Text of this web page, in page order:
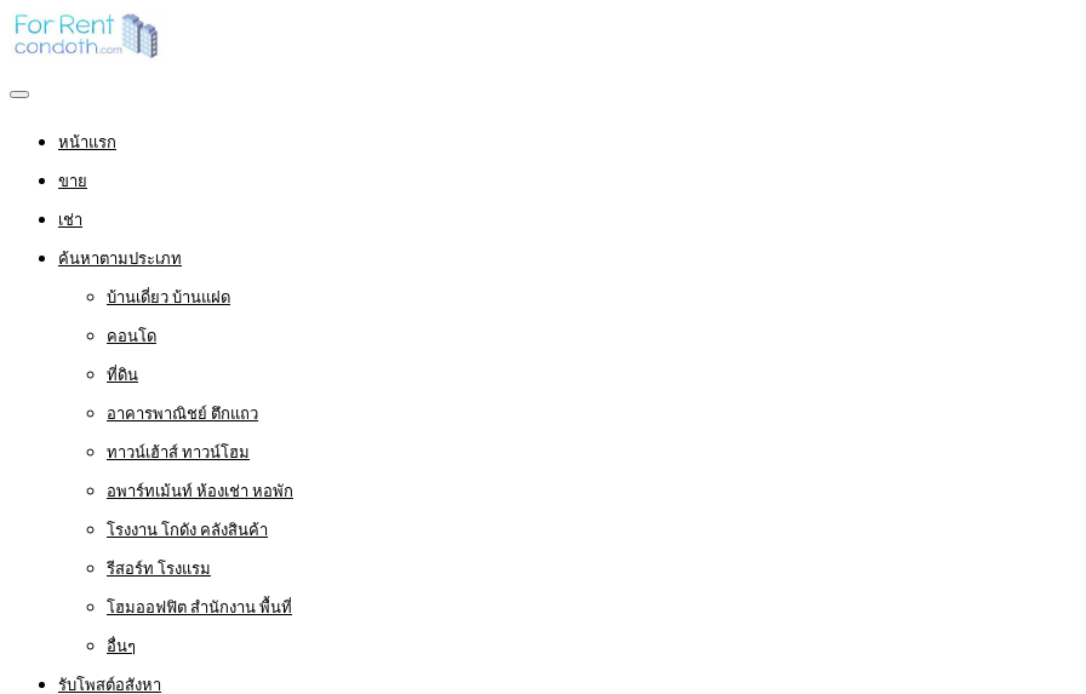
หน้าแรก
ขาย
เช่า
ค้นหาตามประเภท
บ้านเดี่ยว บ้านแฝด
คอนโด
ที่ดิน
อาคารพาณิชย์ ตึกแถว
ทาวน์เฮ้าส์ ทาวน์โฮม
อพาร์ทเม้นท์ ห้องเช่า หอพัก
โรงงาน โกดัง คลังสินค้า
รีสอร์ท โรงแรม
โฮมออฟฟิต สำนักงาน พื้นที่
อื่นๆ
รับโพสต์อสังหา